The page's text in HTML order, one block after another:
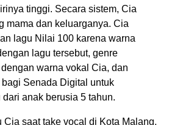
tinggi. Secara sistem, Cia
mama dan keluarganya. Cia
lagu Nilai 100 karena warna
lagu tersebut, genre
warna vokal Cia, dan
Senada Digital untuk
anak berusia 5 tahun.
Cia saat take vocal di Kota Malang,